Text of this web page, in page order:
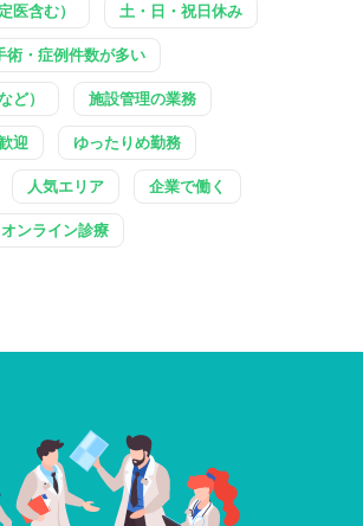
医含む） 土・日・祝日休み
術・症例件数が多い
ど） 施設管理の業務
迎 ゆったりめ勤務
人気エリア 企業で働く
オンライン診療